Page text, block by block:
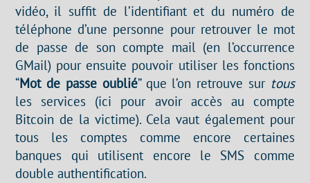
vidéo, il suffit de l’identifiant et du numéro de
téléphone d’une personne pour retrouver le mot
de passe de son compte mail (en l’occurrence
GMail) pour ensuite pouvoir utiliser les fonctions
“Mot de passe oublié” que l’on retrouve sur tous
les services (ici pour avoir accès au compte
Bitcoin de la victime). Cela vaut également pour
tous les comptes comme encore certaines
banques qui utilisent encore le SMS comme
double authentification.